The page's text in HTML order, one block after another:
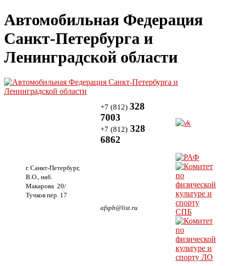
Автомобильная Федерация
Санкт-Петербурга и
Ленинградской области
г. Санкт-Петербург,
В.О., наб.
Макарова 20/
Тучков пер. 17
+7 (812) 328
7003
+7 (812) 328
6862
afspb@list.ru